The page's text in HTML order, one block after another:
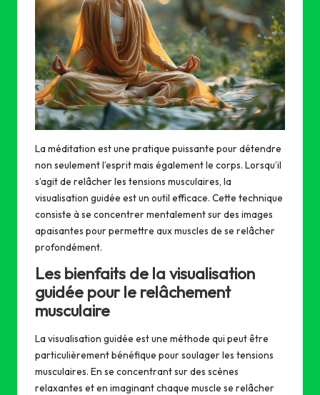
La méditation est une pratique puissante pour détendre
non seulement l’esprit mais également le corps. Lorsqu’il
s’agit de relâcher les tensions musculaires, la
visualisation guidée est un outil efficace. Cette technique
consiste à se concentrer mentalement sur des images
apaisantes pour permettre aux muscles de se relâcher
profondément.
Les bienfaits de la visualisation
guidée pour le relâchement
musculaire
La visualisation guidée est une méthode qui peut être
particulièrement bénéfique pour soulager les tensions
musculaires. En se concentrant sur des scènes
relaxantes et en imaginant chaque muscle se relâcher